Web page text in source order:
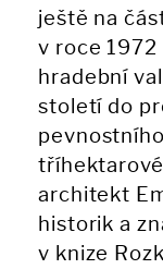
ještě na
v roce
hradební
století do
architekt
historik a
v knize